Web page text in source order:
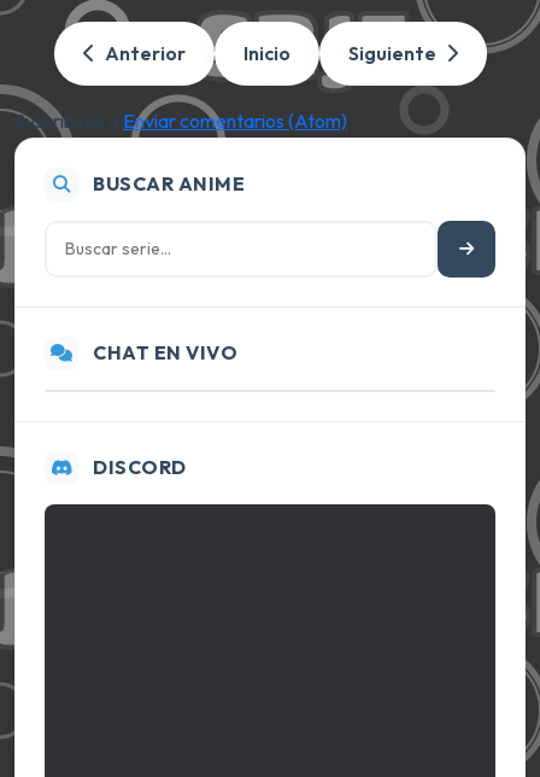
Anterior Inicio Siguiente
Suscribirse a:Enviar comentarios (Atom)
BUSCAR ANIME
CHAT EN VIVO
DISCORD